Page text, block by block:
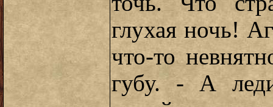
глухая ночь!
что-то
губу. - А